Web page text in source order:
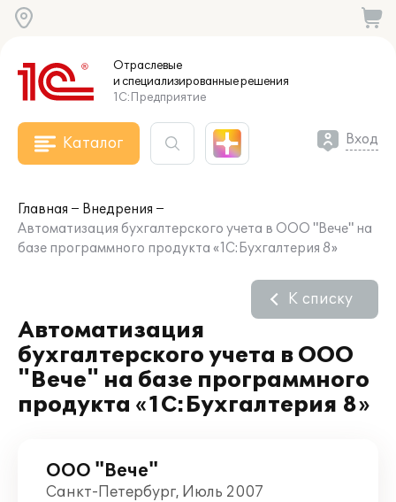
Отраслевые
и специализированныерешения
1С:Предприятие
Каталог Вход
Главная
Внедрения
Автоматизация бухгалтерского учета в ООО "Вече" на
базе программного продукта «1С:Бухгалтерия 8»
Автоматизация
бухгалтерского учета в ООО
"Вече" на базе программного
продукта «1С:Бухгалтерия 8»
К списку
ООО "Вече"
Санкт-Петербург, Июль 2007